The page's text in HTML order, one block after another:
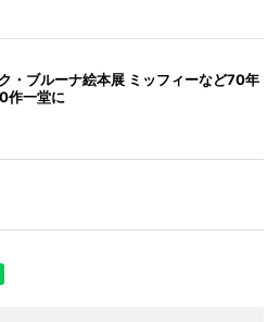
・ブルーナ絵本展 ミッフィーなど70年
作一堂に